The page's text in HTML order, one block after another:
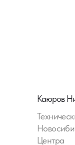
Каюров
Центра